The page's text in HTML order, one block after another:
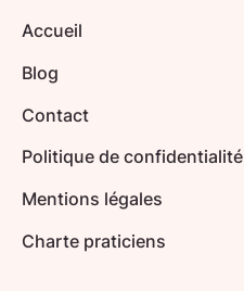
Accueil
Blog
Contact
Politique de confidentialité
Mentions légales
Charte praticiens